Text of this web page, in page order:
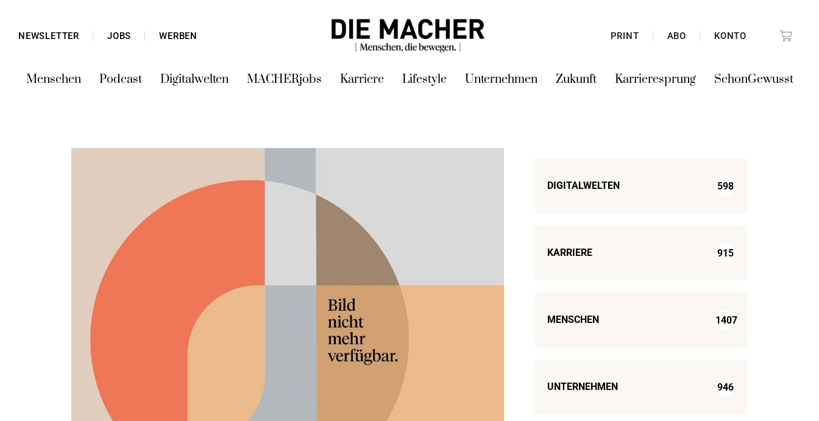
NEWSLETTER JOBS WERBEN PRINT ABO KONTO
Menschen Podcast Digitalwelten MACHERjobs Karriere Lifestyle Unternehmen Zukunft Karrieresprung SchonGewusst
DIGITALWELTEN 598
KARRIERE 915
MENSCHEN 1407
UNTERNEHMEN 946